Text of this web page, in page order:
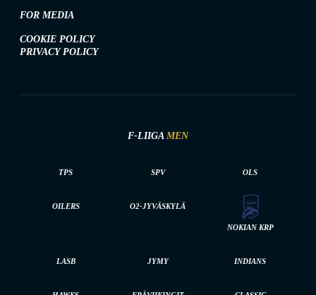
FOR MEDIA
COOKIE POLICY
PRIVACY POLICY
F-LIIGA MEN
TPS SPV OLS
OILERS O2-JYVÄSKYLÄ
NOKIAN KRP
LASB JYMY INDIANS